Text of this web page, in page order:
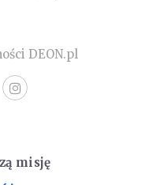
DEON.pl
misję